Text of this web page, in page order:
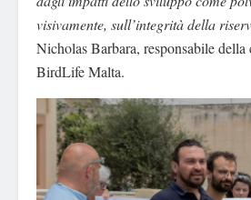
visivamente, sull’integrità della
Nicholas Barbara, responsabile della
BirdLife Malta.